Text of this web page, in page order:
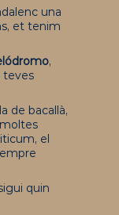
una
et tenim
,
teves
de bacallà,
el
quin